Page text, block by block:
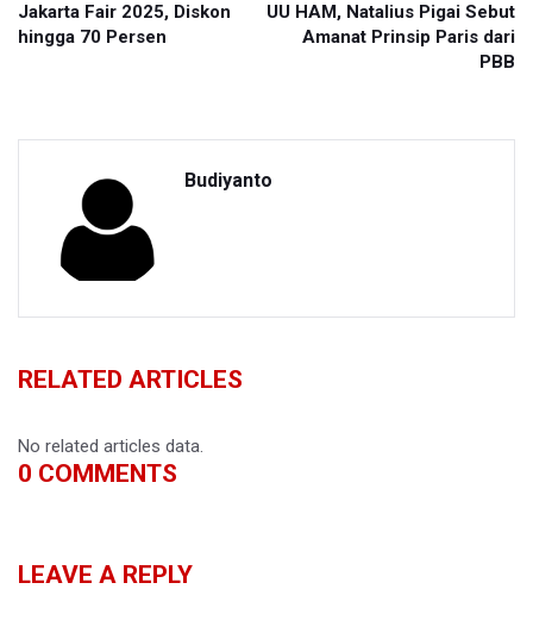
Jakarta Fair 2025, Diskon
hingga 70 Persen
UU HAM, Natalius Pigai Sebut
Amanat Prinsip Paris dari
PBB
Budiyanto
RELATED ARTICLES
No related articles data.
0 COMMENTS
LEAVE A REPLY